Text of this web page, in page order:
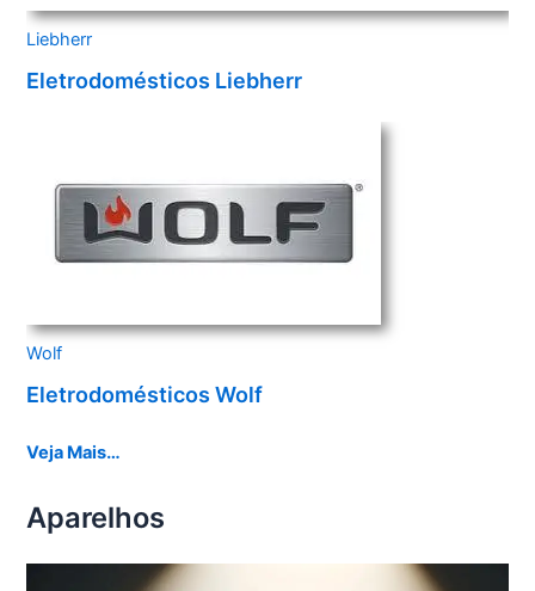
Liebherr
Eletrodomésticos Liebherr
Wolf
Eletrodomésticos Wolf
Veja Mais…
Aparelhos